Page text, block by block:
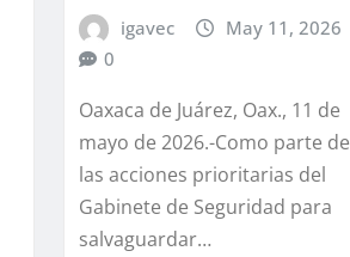
igavec
May 11, 2026
0
Oaxaca de Juárez, Oax., 11 de
mayo de 2026.-Como parte de
las acciones prioritarias del
Gabinete de Seguridad para
salvaguardar…